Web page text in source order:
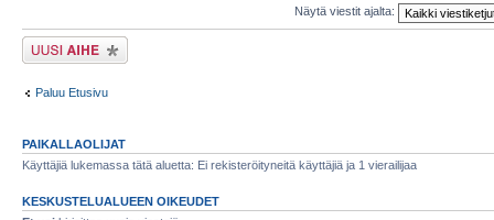
Näytä viestit ajalta:
Lähetä uusi viesti
Paluu Etusivu
PAIKALLAOLIJAT
Käyttäjiä lukemassa tätä aluetta: Ei rekisteröityneitä käyttäjiä ja 1 vierailijaa
KESKUSTELUALUEEN OIKEUDET